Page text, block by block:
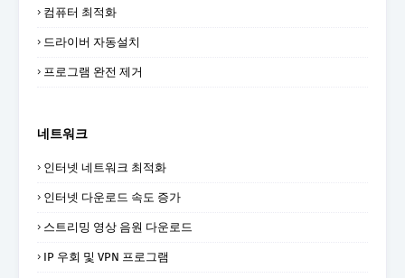
컴퓨터 최적화
드라이버 자동설치
프로그램 완전 제거
네트워크
인터넷 네트워크 최적화
인터넷 다운로드 속도 증가
스트리밍 영상 음원 다운로드
IP 우회 및 VPN 프로그램